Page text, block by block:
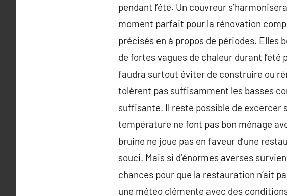
pendant l’été. Un couvreur
moment parfait pour la rénovation
précisés en à propos de périodes.
de fortes vagues de chaleur durant
faudra surtout éviter de construire ou
tolèrent pas suffisamment les basses
suffisante. Il reste possible de excercer
température ne font pas bon ménage
bruine ne joue pas en faveur d’une
souci. Mais si d’énormes averses
chances pour que la restauration n’ait
une météo clémente avec des